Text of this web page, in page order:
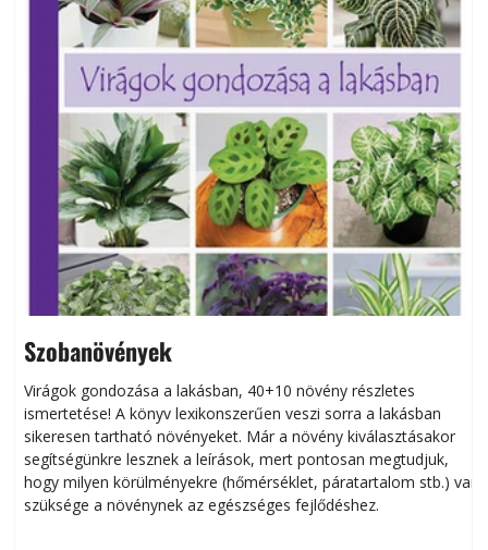
Szobanövények
Virágok gondozása a lakásban, 40+10 növény részletes
ismertetése! A könyv lexikonszerűen veszi sorra a lakásban
sikeresen tart­ha­tó növényeket. Már a növény kiválasztásakor
segítségünkre lesznek a leírások, mert pontosan megtudjuk,
hogy milyen körülményekre (hőmérséklet, páratartalom stb.) van
szüksége a növénynek az egészséges fejlődéshez.